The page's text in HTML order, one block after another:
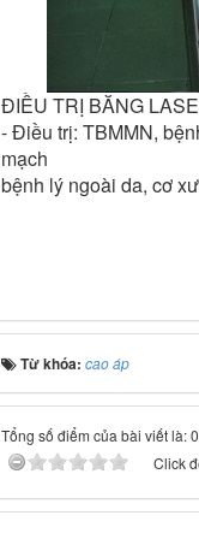
ĐIỀU TRỊ BĂNG
- Điều trị: TBMMN,
mạch
bệnh lý ngoài da, cơ
Từ khóa: cao áp
Tổng số điểm của bài viết là:
Click